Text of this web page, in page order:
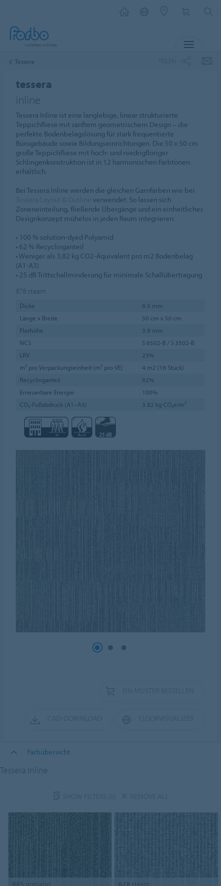
Tessera
tessera
inline
Tessera Inline ist eine langlebige, linear strukturierte
Teppichfliese mit sanftem geometrischem Design – die
perfekte Bodenbelagslösung für stark frequentierte
Bürogebäude sowie Bildungseinrichtungen. Die 50 x 50 cm
große Teppichfliese mit hoch- und niedrigfloriger
Schlingenkonstruktion ist in 12 harmonischen Farbtönen
erhältlich.
Bei Tessera Inline werden die gleichen Garnfarben wie bei
verwendet. So lassen sich
Zoneneinteilung, fließende Übergänge und ein einheitliches
Designkonzept mühelos in jeden Raum integrieren.
• 100 % solution-dyed Polyamid
• 62 % Recyclinganteil
• Weniger als 3,82 kg CO2-Äquivalent pro m2 Bodenbelag
(A1-A3)
• 25 dB Trittschallminderung für minimale Schallübertragung
878 steam
Dicke
6.5 mm
Länge x Breite
50 cm x 50 cm
Florhöhe
3.9 mm
NCS
S 6502-B / S 3502-B
LRV
23%
m² pro Verpackungseinheit (m² pro VE)
4 m2 (16 Stück)
Recyclinganteil
62%
Erneuerbare Energie
100%
CO₂-Fußabdruck (A1–A3)
3.82 kg CO₂e/m²
Farbübersicht
Tessera Inline
885 oregano 878 steam